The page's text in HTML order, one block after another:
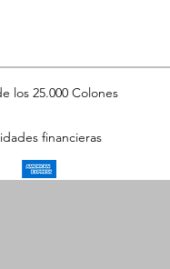
los 25.000 Colones
financieras